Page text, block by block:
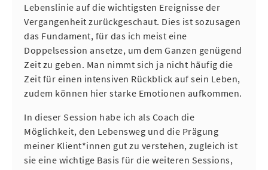
Lebenslinie auf die wichtigsten Ereignisse der
Vergangenheit zurückgeschaut. Dies ist sozusagen
das Fundament, für das ich meist eine
Doppelsession ansetze, um dem Ganzen genügend
Zeit zu geben. Man nimmt sich ja nicht häufig die
Zeit für einen intensiven Rückblick auf sein Leben,
zudem können hier starke Emotionen aufkommen.
In dieser Session habe ich als Coach die
Möglichkeit, den Lebensweg und die Prägung
meiner Klient*innen gut zu verstehen, zugleich ist
sie eine wichtige Basis für die weiteren Sessions,